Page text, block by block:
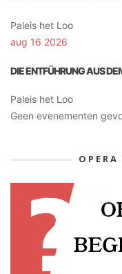
Paleis het Loo
aug 16 2026
DIE ENTFÜHRUNG AUS
Paleis het Loo
Geen evenementen